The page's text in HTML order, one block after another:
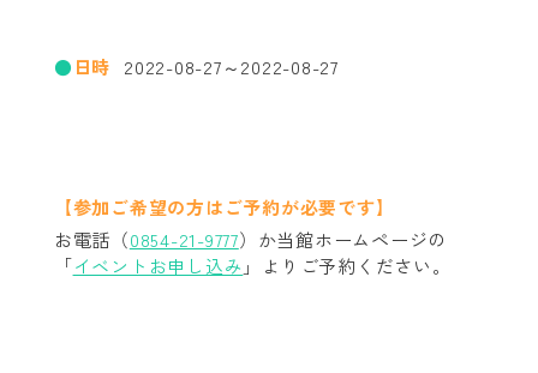
日時 2022-08-27～2022-08-27
【参加ご希望の方はご予約が必要です】
お電話（0854-21-9777）か当館ホームページの
「イベントお申し込み 」よりご予約ください。